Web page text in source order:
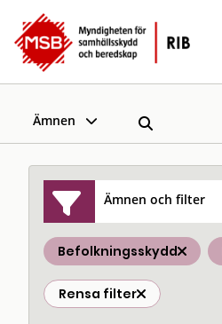
Ämnen
Ämnen och filter
Befolkningsskydd
Rensa filter